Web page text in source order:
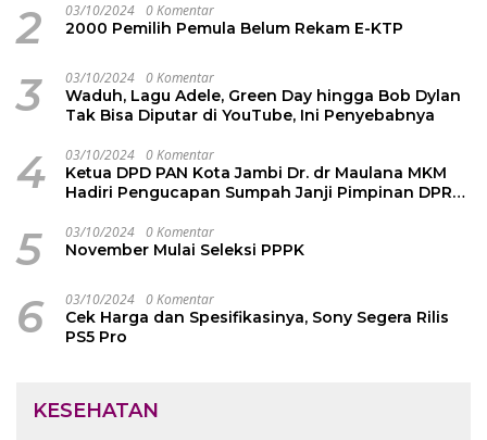
2 03/10/2024 0 Komentar
2000 Pemilih Pemula Belum Rekam E-KTP
3 03/10/2024 0 Komentar
Waduh, Lagu Adele, Green Day hingga Bob Dylan
Tak Bisa Diputar di YouTube, Ini Penyebabnya
4 03/10/2024 0 Komentar
Ketua DPD PAN Kota Jambi Dr. dr Maulana MKM
Hadiri Pengucapan Sumpah Janji Pimpinan DPRD
5 03/10/2024 0 Komentar
November Mulai Seleksi PPPK
6 03/10/2024 0 Komentar
Cek Harga dan Spesifikasinya, Sony Segera Rilis
PS5 Pro
KESEHATAN